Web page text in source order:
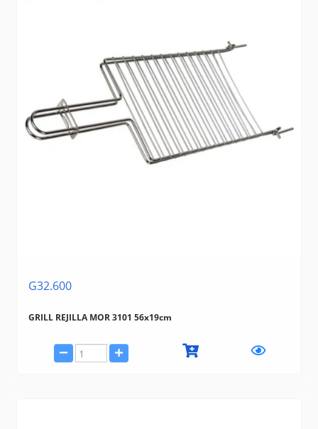
G32.600
GRILL REJILLA MOR 3101 56x19cm